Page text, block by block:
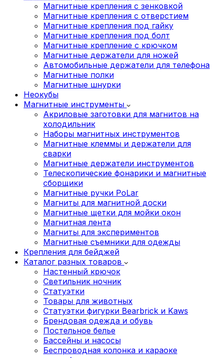
Магнитные крепления с зенковкой
Магнитные крепления с отверстием
Магнитные крепления под гайку
Магнитные крепления под болт
Магнитные крепление с крючком
Магнитные держатели для ножей
Автомобильные держатели для телефона
Магнитные полки
Магнитные шнурки
Неокубы
Магнитные инструменты
Акриловые заготовки для магнитов на
холодильник
Наборы магнитных инструментов
Магнитные клеммы и держатели для
сварки
Магнитные держатели инструментов
Телескопические фонарики и магнитные
сборщики
Магнитные ручки PoLar
Магниты для магнитной доски
Магнитные щетки для мойки окон
Магнитная лента
Магниты для экспериментов
Магнитные съемники для одежды
Крепления для бейджей
Каталог разных товаров
Настенный крючок
Светильник ночник
Статуэтки
Товары для животных
Статуэтки фигурки Bearbrick и Kaws
Брендовая одежда и обувь
Постельное белье
Бассейны и насосы
Беспроводная колонка и караоке